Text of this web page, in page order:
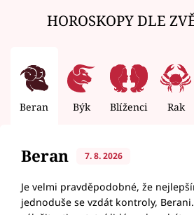
HOROSKOPY DLE
Beran Býk Blíženci Rak
Beran 7. 8. 2026
Je velmi pravděpodobné, že
jednoduše se vzdát kontroly,